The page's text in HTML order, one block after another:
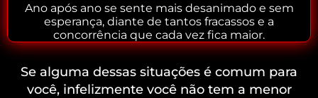
Ano após ano se sente mais desanimado e sem
esperança, diante de tantos fracassos e a
concorrência que cada vez fica maior.
Se alguma dessas situações é comum para
você, infelizmente você não tem a menor